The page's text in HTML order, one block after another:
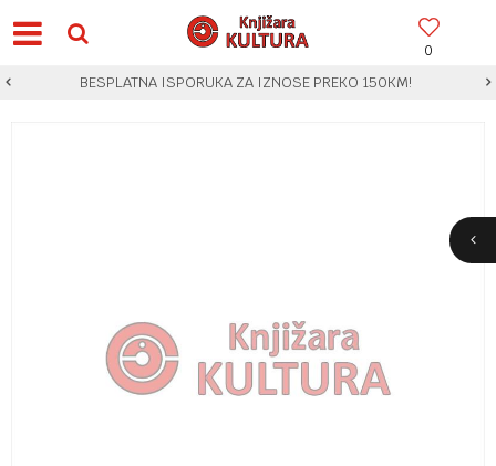
0
BESPLATNA ISPORUKA ZA IZNOSE PREKO 150KM!